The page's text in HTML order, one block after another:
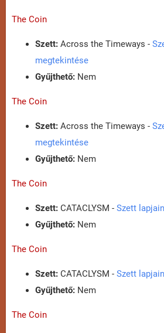
The Coin
Szett: Across the Timeways -
megtekintése
Gyűjthető: Nem
The Coin
Szett: Across the Timeways -
megtekintése
Gyűjthető: Nem
The Coin
Szett: CATACLYSM - Szett
Gyűjthető: Nem
The Coin
Szett: CATACLYSM - Szett
Gyűjthető: Nem
The Coin